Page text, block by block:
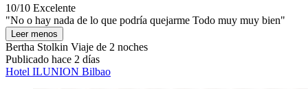
10/10 Excelente
"No o hay nada de lo que podría quejarme Todo muy muy bien"
Leer menos
Bertha Stolkin Viaje de 2 noches
Publicado hace 2 días
Hotel ILUNION Bilbao